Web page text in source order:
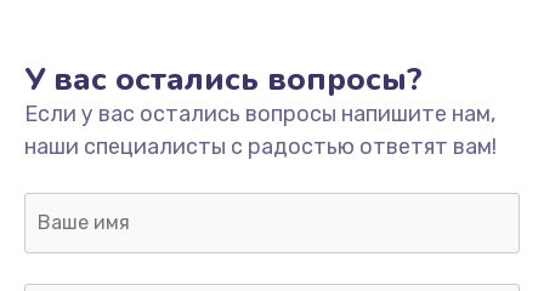
Заказать
Ремонт после залития
от 1730 руб.
У вас остались вопросы?
Если у вас остались вопросы напишите нам,
наши специалисты с радостью ответят вам!